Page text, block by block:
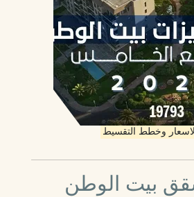
وخطط التقسيط
بيت الوطن